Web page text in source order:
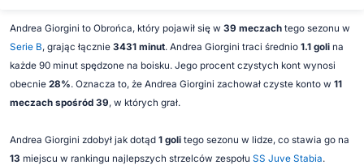
Andrea Giorgini to Obrońca, który pojawił się w 39 meczachtego sezonu w
Serie B, grając łącznie 3431 minut. Andrea Giorgini traci średnio 1.1 golina
każde 90 minut spędzone na boisku. Jego procent czystych kont wynosi
obecnie 28%. Oznacza to, że Andrea Giorgini zachował czyste konto w 11
meczach spośród 39, w których grał.
Andrea Giorgini zdobył jak dotąd 1 golitego sezonu w lidze, co stawia go na
13 miejscu w rankingu najlepszych strzelców zespołu SS Juve Stabia.